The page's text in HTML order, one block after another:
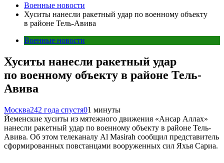
Военные новости
Хуситы нанесли ракетный удар по военному объекту
в районе Тель-Авива
Военные новости
Хуситы нанесли ракетный удар
по военному объекту в районе Тель-
Авива
Москва242 года спустя01 минуты
Йеменские хуситы из мятежного движения «Ансар Аллах»
нанесли ракетный удар по военному объекту в районе Тель-
Авива. Об этом телеканалу Al Masirah сообщил представитель
сформированных повстанцами вооруженных сил Яхья Сариа.